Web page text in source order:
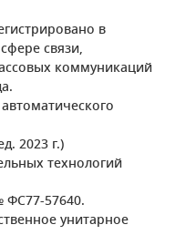
в
связи,
коммуникаций
2023 г.)
технологий
ФС77-57640.
унитарное